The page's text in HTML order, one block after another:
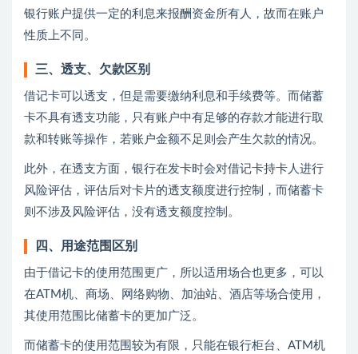
银行账户提供一定的利息来报酬资金所有人，故而在账户
性质上不同。
三、透支、欠款区别
借记卡可以透支，但是需要缴纳利息和手续费等。而储蓄
卡不具有透支功能，只有账户中有足够的存款才能进行取
款和转账等操作，若账户金额不足则会产生欠款的情况。
此外，在透支方面，银行在发卡时会对借记卡持卡人进行
风险评估，评估后对卡片的透支额度进行控制，而储蓄卡
则不涉及风险评估，没有透支额度控制。
四、用途范围区别
由于借记卡的使用范围更广，所以适用场合也更多，可以
在ATM机、商场、网络购物、加油站、酒店等场合使用，
其使用范围比储蓄卡的更加广泛。
而储蓄卡的使用范围较为有限，只能在银行柜台、ATM机